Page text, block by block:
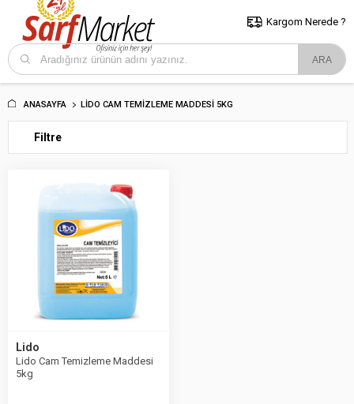
5000 TL ve Üzeri Alışverişlerde İstanbul İçi Kargo Bedava!
ve Trakya İçin Tıklayın..
Kargom Nerede ?
ANASAYFA LIDO CAM TEMIZLEME MADDESI 5KG
Filtre
Lido
Lido Cam Temizleme Maddesi
5kg